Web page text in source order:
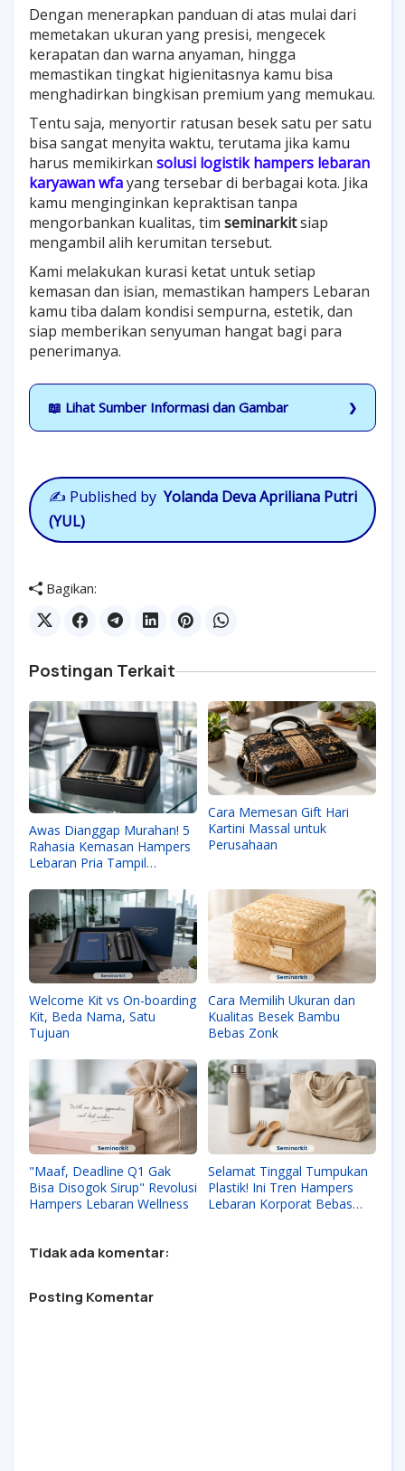
Dengan menerapkan panduan di atas mulai dari
memetakan ukuran yang presisi, mengecek
kerapatan dan warna anyaman, hingga
memastikan tingkat higienitasnya kamu bisa
menghadirkan bingkisan premium yang memukau.
Tentu saja, menyortir ratusan besek satu per satu
bisa sangat menyita waktu, terutama jika kamu
harus memikirkan solusi logistik hampers lebaran
karyawan wfayang tersebar di berbagai kota. Jika
kamu menginginkan kepraktisan tanpa
mengorbankan kualitas, tim seminarkitsiap
mengambil alih kerumitan tersebut.
Kami melakukan kurasi ketat untuk setiap
kemasan dan isian, memastikan hampers Lebaran
kamu tiba dalam kondisi sempurna, estetik, dan
siap memberikan senyuman hangat bagi para
penerimanya.
📖 Lihat Sumber Informasi dan Gambar
✍️ Published by Yolanda Deva Apriliana Putri
(YUL)
Bagikan:
Postingan Terkait
Awas Dianggap Murahan! 5
Rahasia Kemasan Hampers
Lebaran Pria Tampil
Cara Memesan Gift Hari
Kartini Massal untuk
Perusahaan
Welcome Kit vs On-boarding
Kit, Beda Nama, Satu
Tujuan
Cara Memilih Ukuran dan
Kualitas Besek Bambu
Bebas Zonk
"Maaf, Deadline Q1 Gak
Bisa Disogok Sirup" Revolusi
Hampers Lebaran Wellness
Selamat Tinggal Tumpukan
Plastik! Ini Tren Hampers
Lebaran Korporat Bebas
Tidak ada komentar:
Posting Komentar